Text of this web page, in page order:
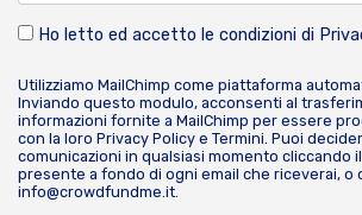
Ho letto ed accetto le condizioni di
Utilizziamo MailChimp come piattaforma
Inviando questo modulo, acconsenti al
informazioni fornite a MailChimp per essere
con la loro Privacy Policy e Termini. Puoi
comunicazioni in qualsiasi momento cliccando
presente a fondo di ogni email che riceverai, o
info@crowdfundme.it.